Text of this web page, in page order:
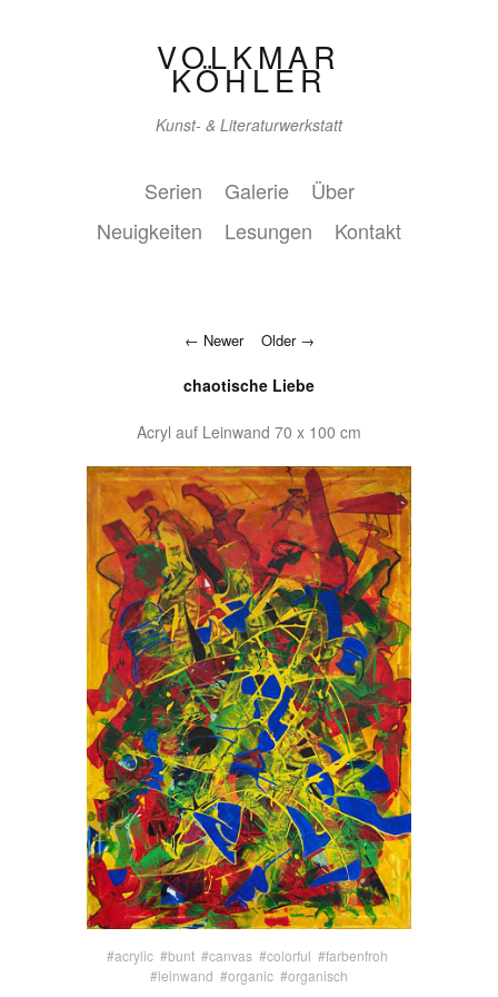
VOLKMAR
KÖHLER
Kunst- & Literaturwerkstatt
Serien Galerie
Über
Neuigkeiten
Lesungen Kontakt
Newer Older
chaotische Liebe
Acryl auf Leinwand 70 x 100 cm
#acrylic #bunt #canvas #colorful #farbenfroh
#leinwand #organic #organisch